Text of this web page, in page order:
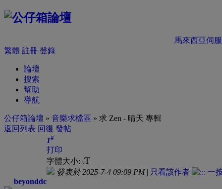
馬來西亞伺
繁體 註冊 登錄
論壇
搜索
幫助
導航
公仔箱論壇 » 音樂求檔區 » 求 Zen - 晴天 專輯
返回列表 回復 發帖
beyonddc
1#
打印
字體大小: tT
發表於 2025-7-4 09:09 PM| 只看該作者